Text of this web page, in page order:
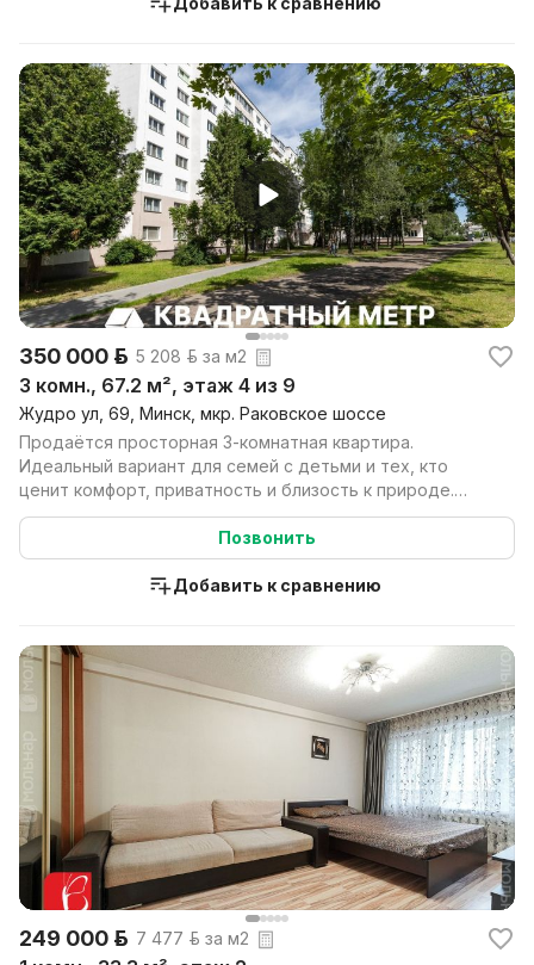
350 000 р. 5 208 р. за м2
3 комн., 67.2 м², этаж 4 из 9
Жудро ул, 69, Минск, мкр. Раковское шоссе
Продаётся просторная 3-комнатная квартира.
Идеальный вариант для семей с детьми и тех, кто
ценит комфорт, приватность и близость к природе.
Ключевые п...
Позвонить
Добавить к сравнению
249 000 р. 7 477 р. за м2